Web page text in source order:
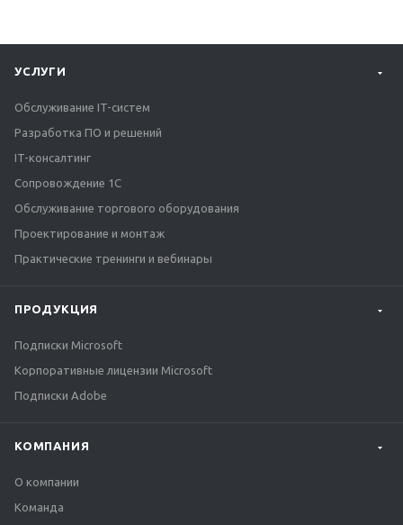
УСЛУГИ
Обслуживание IT-систем
Разработка ПО и решений
IT-консалтинг
Сопровождение 1С
Обслуживание торгового оборудования
Проектирование и монтаж
Практические тренинги и вебинары
ПРОДУКЦИЯ
Подписки Microsoft
Корпоративные лицензии Microsoft
Подписки Adobe
КОМПАНИЯ
О компании
Команда